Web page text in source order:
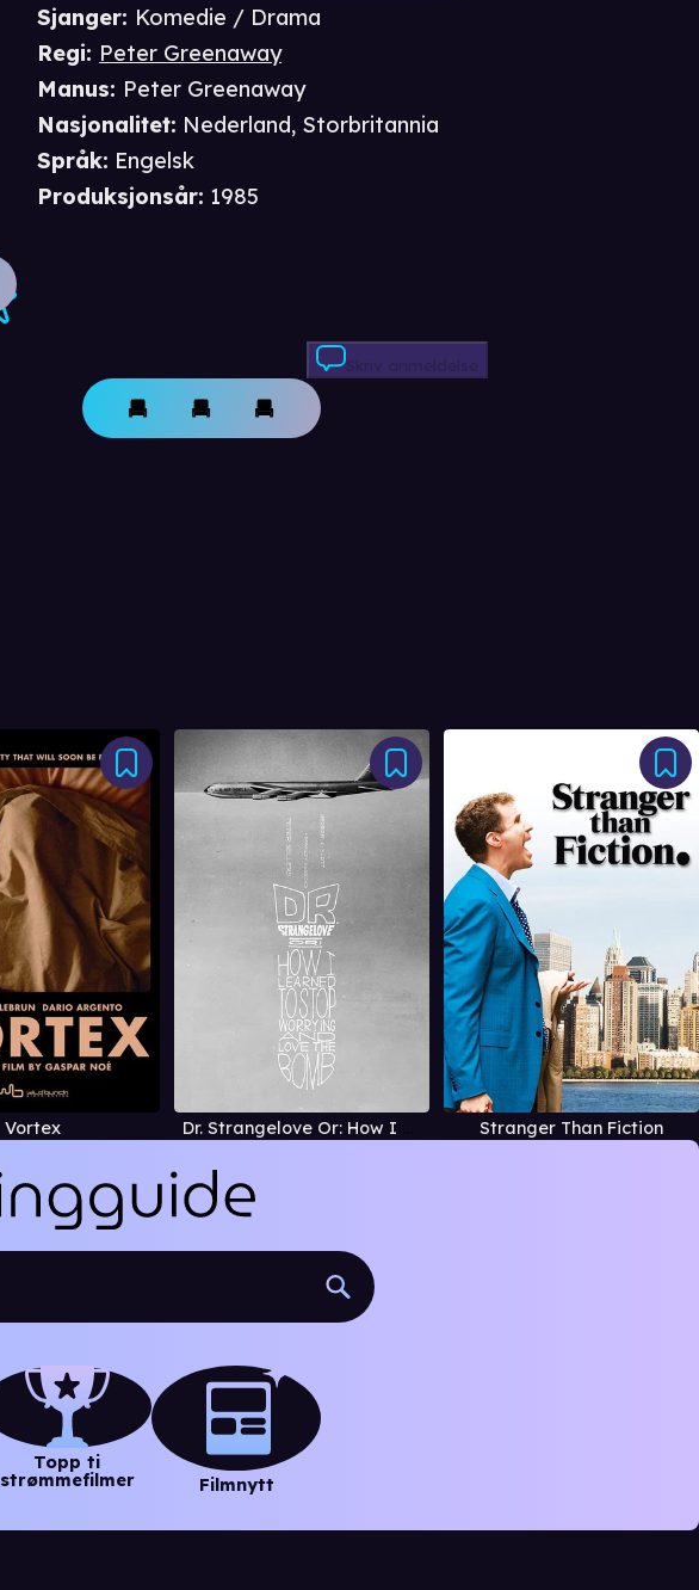
Skriv anmeldelse
Sjanger: Komedie / Drama
Regi: Peter Greenaway
Manus: Peter Greenaway
Nasjonalitet: Nederland, Storbritannia
Språk: Engelsk
Produksjonsår: 1985
Vortex Dr. Strangelove Or: How I Learned to Stop Worrying and Love the Bomb Stranger Than Fiction
Topp ti
strømmefilmer
Filmnytt